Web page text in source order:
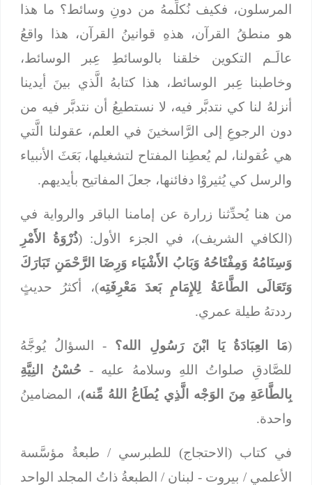
المرسلون، فكيف نُكلِّمهُ من دونِ وسائط؟ ما هذا
هو منطقُ القرآن، هذهِ قوانينُ القرآن، هذا واقعُ
عالَـم التكوين خلقنا بالوسائطِ عِبر الوسائط،
وخاطبنا عِبر الوسائط، هذا كتابهُ الَّذي بينَ أيدينا
أنزلهُ لنا كي نتدبَّر فيه، لا نستطيعُ أن نتدبَّر فيه من
دون الرجوعِ إلى الرَّاسخينَ في العلم، عقولنا الَّتي
هي عُقولنا، لم يُعطِنا المفتاح لتشغيلها، بَعَثَ الأنبياء
والرسل كي يُثيروْا دفائنها، جعلَ المفاتيح بأيديهم.
من هنا يُحدِّثنا زرارة عن إمامنا الباقر والرواية في
(الكافي الشريف)، في الجزء الأول: ( ذُرْوَةُ الأَمْرِ
وَسِنَامُهُ وَمِفْتَاحُهُ وَبَابُ الأَشْيَاء وَرِضَا الرَّحْمَنِ تَبَارَكَ
وَتَعَالَى الطَّاعَةُ لِلإِمَامِ بَعدَ مَعْرِفَتِه)، أكثرُ حديثٍ
رددتهُ طيلة عمري.
مَا العِبَادَةُ يَا ابْنَ رَسُولِ الله؟- السؤالُ يُوجَّهُ
للصَّادقِ صلواتُ اللهِ وسلامهُ عليه - حُسْنُ النِيَّةِ
بِالطَّاعَةِ مِنَ الوَجْه الَّذِي يُطَاعُ اللهُ مِّنه)، المضامينُ
واحدة.
في كتاب (الاحتجاج) للطبرسي / طبعةُ مؤسَّسة
الأعلمي / بيروت - لبنان / الطبعةُ ذاتُ المجلد الواحد